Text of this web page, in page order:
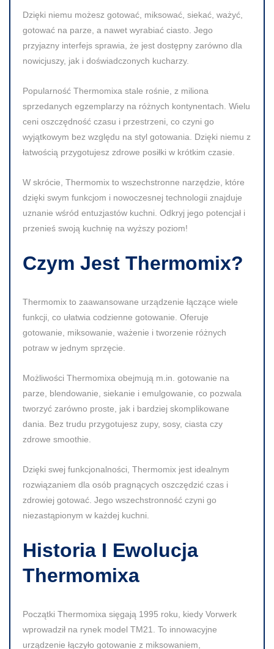
Dzięki niemu możesz gotować, miksować, siekać, ważyć,
gotować na parze, a nawet wyrabiać ciasto. Jego
przyjazny interfejs sprawia, że jest dostępny zarówno dla
nowicjuszy, jak i doświadczonych kucharzy.
Popularność Thermomixa stale rośnie, z miliona
sprzedanych egzemplarzy na różnych kontynentach. Wielu
ceni oszczędność czasu i przestrzeni, co czyni go
wyjątkowym bez względu na styl gotowania. Dzięki niemu z
łatwością przygotujesz zdrowe posiłki w krótkim czasie.
W skrócie, Thermomix to wszechstronne narzędzie, które
dzięki swym funkcjom i nowoczesnej technologii znajduje
uznanie wśród entuzjastów kuchni. Odkryj jego potencjał i
przenieś swoją kuchnię na wyższy poziom!
Czym Jest Thermomix?
Thermomix to zaawansowane urządzenie łączące wiele
funkcji, co ułatwia codzienne gotowanie. Oferuje
gotowanie, miksowanie, ważenie i tworzenie różnych
potraw w jednym sprzęcie.
Możliwości Thermomixa obejmują m.in. gotowanie na
parze, blendowanie, siekanie i emulgowanie, co pozwala
tworzyć zarówno proste, jak i bardziej skomplikowane
dania. Bez trudu przygotujesz zupy, sosy, ciasta czy
zdrowe smoothie.
Dzięki swej funkcjonalności, Thermomix jest idealnym
rozwiązaniem dla osób pragnących oszczędzić czas i
zdrowiej gotować. Jego wszechstronność czyni go
niezastąpionym w każdej kuchni.
Historia I Ewolucja
Thermomixa
Początki Thermomixa sięgają 1995 roku, kiedy Vorwerk
wprowadził na rynek model TM21. To innowacyjne
urządzenie łączyło gotowanie z miksowaniem,